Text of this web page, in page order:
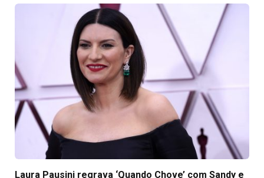
Laura Pausini regrava ‘Quando Chove’ com Sandy e